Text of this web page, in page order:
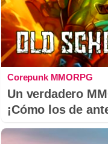
Corepunk MMORPG
Un verdadero
¡Cómo los de